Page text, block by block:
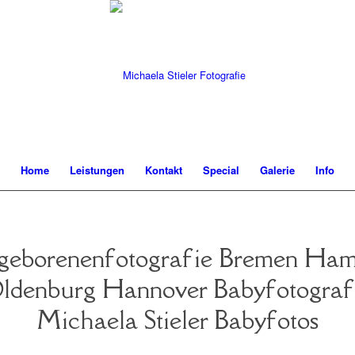
Home Leistungen Kontakt Special Galerie Info
Bremen
Hannover
Michaela Stieler Babyfotos